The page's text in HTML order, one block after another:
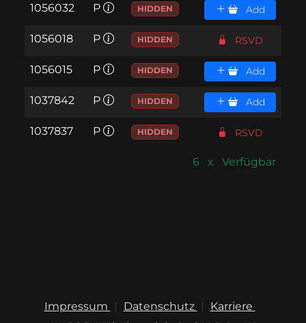
1056032 P HIDDEN Add
1056018 P HIDDEN RSVD
1056015 P HIDDEN Add
1037842 P HIDDEN Add
1037837 P HIDDEN RSVD
6 x Verfügbar
Impressum Datenschutz
Karriere